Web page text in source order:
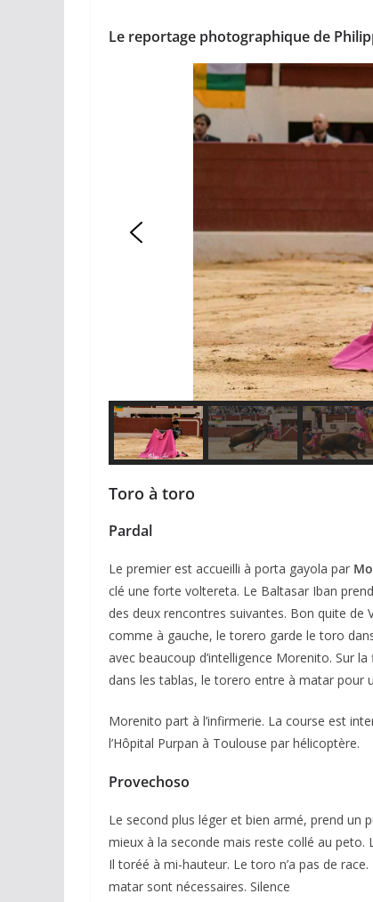
Le reportage photographique de
Toro à toro
Pardal
Le premier est accueilli à porta gayola par
clé une forte voltereta. Le Baltasar Iban
des deux rencontres suivantes. Bon quite
comme à gauche, le torero garde le toro
avec beaucoup d’intelligence Morenito. Sur
dans les tablas, le torero entre à matar pour
Morenito part à l’infirmerie. La course est
l’Hôpital Purpan à Toulouse par hélicoptère.
Provechoso
Le second plus léger et bien armé, prend un
mieux à la seconde mais reste collé au peto.
Il toréé à mi-hauteur. Le toro n’a pas de
matar sont nécessaires. Silence